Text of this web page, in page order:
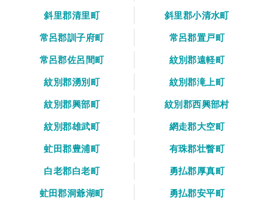
斜里郡清里町
斜里郡小清水町
常呂郡訓子府町
常呂郡置戸町
常呂郡佐呂間町
紋別郡遠軽町
紋別郡湧別町
紋別郡滝上町
紋別郡興部町
紋別郡西興部村
紋別郡雄武町
網走郡大空町
虻田郡豊浦町
有珠郡壮瞥町
白老郡白老町
勇払郡厚真町
虻田郡洞爺湖町
勇払郡安平町